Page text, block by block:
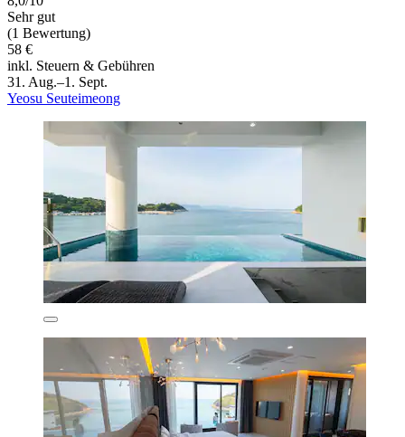
Sehr gut
(1 Bewertung)
58 €
inkl. Steuern & Gebühren
31. Aug.–1. Sept.
Yeosu Seuteimeong